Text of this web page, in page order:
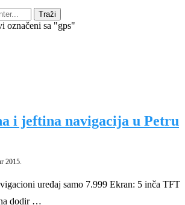
Traži
označeni sa "gps"
i jeftina navigacija u Petru
2015.
uređaj samo 7.999 Ekran: 5 inča TFT
dodir …